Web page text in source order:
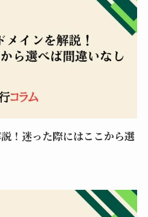
！迷った際にはここから選